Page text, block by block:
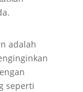
adalah
seperti